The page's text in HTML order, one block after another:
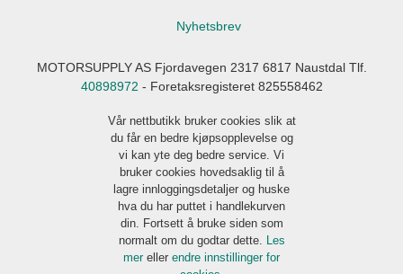
Nyhetsbrev
MOTORSUPPLY AS Fjordavegen 2317 6817 Naustdal Tlf.
40898972 - Foretaksregisteret 825558462
Vår nettbutikk bruker cookies slik at
du får en bedre kjøpsopplevelse og
vi kan yte deg bedre service. Vi
bruker cookies hovedsaklig til å
lagre innloggingsdetaljer og huske
hva du har puttet i handlekurven
din. Fortsett å bruke siden som
normalt om du godtar dette. Les
mer eller endre innstillinger for